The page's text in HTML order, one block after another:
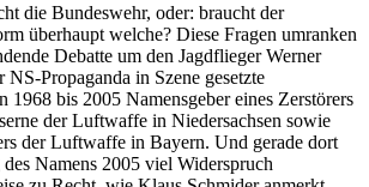
die Bundeswehr, oder: braucht der
überhaupt welche? Diese Fragen umranken
Debatte um den Jagdflieger Werner
Propaganda in Szene gesetzte
1968 bis 2005 Namensgeber eines Zerstörers
der Luftwaffe in Niedersachsen sowie
der Luftwaffe in Bayern. Und gerade dort
Namens 2005 viel Widerspruch